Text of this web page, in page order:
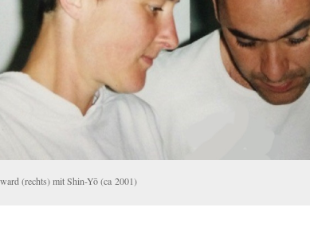
(rechts) mit Shin-Yō (ca 2001)